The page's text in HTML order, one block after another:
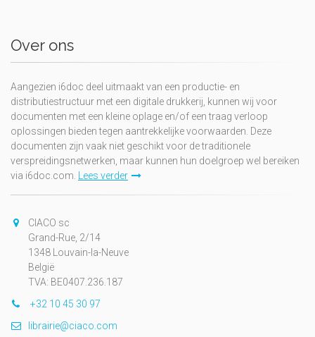
Over ons
Aangezien i6doc deel uitmaakt van een productie- en
distributiestructuur met een digitale drukkerij, kunnen wij voor
documenten met een kleine oplage en/of een traag verloop
oplossingen bieden tegen aantrekkelijke voorwaarden. Deze
documenten zijn vaak niet geschikt voor de traditionele
verspreidingsnetwerken, maar kunnen hun doelgroep wel bereiken
via i6doc.com.
Lees verder
CIACO sc
Grand-Rue, 2/14
1348 Louvain-la-Neuve
België
TVA: BE0407.236.187
+32 10 45 30 97
librairie@ciaco.com